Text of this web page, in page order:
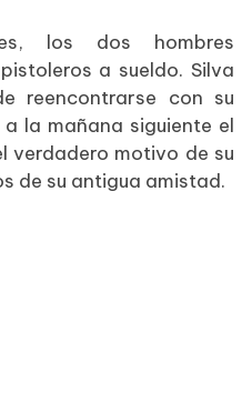
los dos hombres
a sueldo. Silva
reencontrarse con su
la mañana siguiente el
verdadero motivo de su
de su antigua amistad.